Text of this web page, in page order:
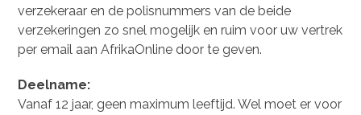
verzekeraar en de polisnummers van de beide
verzekeringen zo snel mogelijk en ruim voor uw vertrek
per email aan AfrikaOnline door te geven.
Deelname:
Vanaf 12 jaar, geen maximum leeftijd. Wel moet er voor